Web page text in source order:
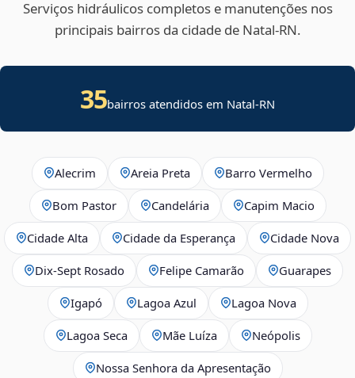
Serviços hidráulicos completos e manutenções nos
principais bairros da cidade de Natal‑RN.
35bairros atendidos em Natal-RN
Alecrim Areia Preta Barro Vermelho
Bom Pastor Candelária Capim Macio
Cidade Alta Cidade da Esperança Cidade Nova
Dix‑Sept Rosado Felipe Camarão Guarapes
Igapó Lagoa Azul Lagoa Nova
Lagoa Seca Mãe Luíza Neópolis
Nossa Senhora da Apresentação